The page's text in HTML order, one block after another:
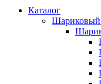
Каталог